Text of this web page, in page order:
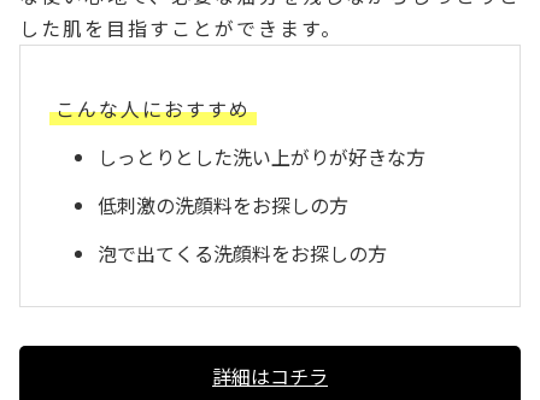
した肌を目指すことができます。
こんな人におすすめ
しっとりとした洗い上がりが好きな方
低刺激の洗顔料をお探しの方
泡で出てくる洗顔料をお探しの方
詳細はコチラ